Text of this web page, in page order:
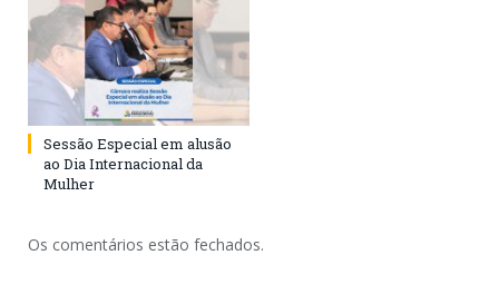
Sessão Especial em alusão
ao Dia Internacional da
Mulher
Os comentários estão fechados.